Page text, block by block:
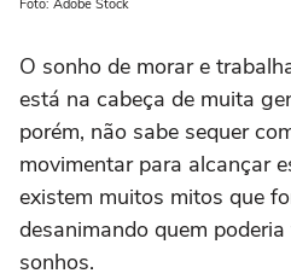
Foto: Adobe Stock
O sonho de morar e
está na cabeça de muita
porém, não sabe sequer
movimentar para alcançar
existem muitos mitos que
desanimando quem
sonhos.